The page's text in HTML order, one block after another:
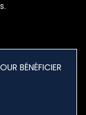
BÉNÉFICIER